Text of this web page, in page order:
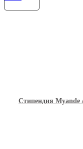
Стипендия Myande